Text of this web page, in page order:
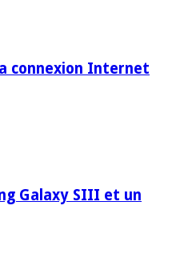
connexion Internet
Galaxy SIII et un